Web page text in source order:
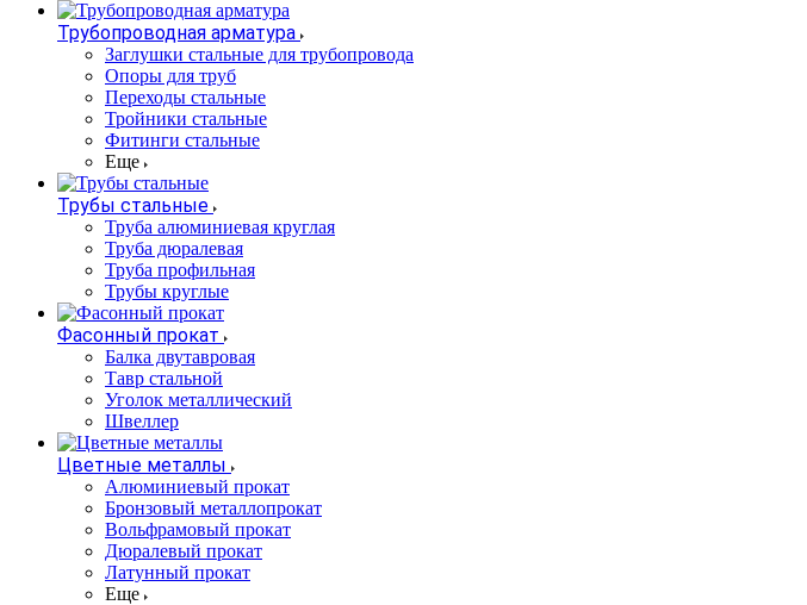
Трубопроводная арматура
Заглушки стальные для трубопровода
Опоры для труб
Переходы стальные
Тройники стальные
Фитинги стальные
Еще
Трубы стальные
Труба алюминиевая круглая
Труба дюралевая
Труба профильная
Трубы круглые
Фасонный прокат
Балка двутавровая
Тавр стальной
Уголок металлический
Швеллер
Цветные металлы
Алюминиевый прокат
Бронзовый металлопрокат
Вольфрамовый прокат
Дюралевый прокат
Латунный прокат
Еще